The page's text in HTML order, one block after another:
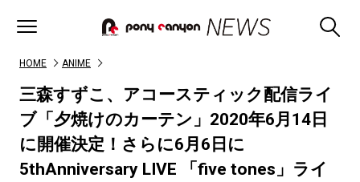
HOME ANIME
三森すずこ、アコースティック配信ライ
ブ「夕焼けのカーテン」2020年6月14日
に開催決定！さらに6月6日に
5thAnniversary LIVE 「five tones」ライ